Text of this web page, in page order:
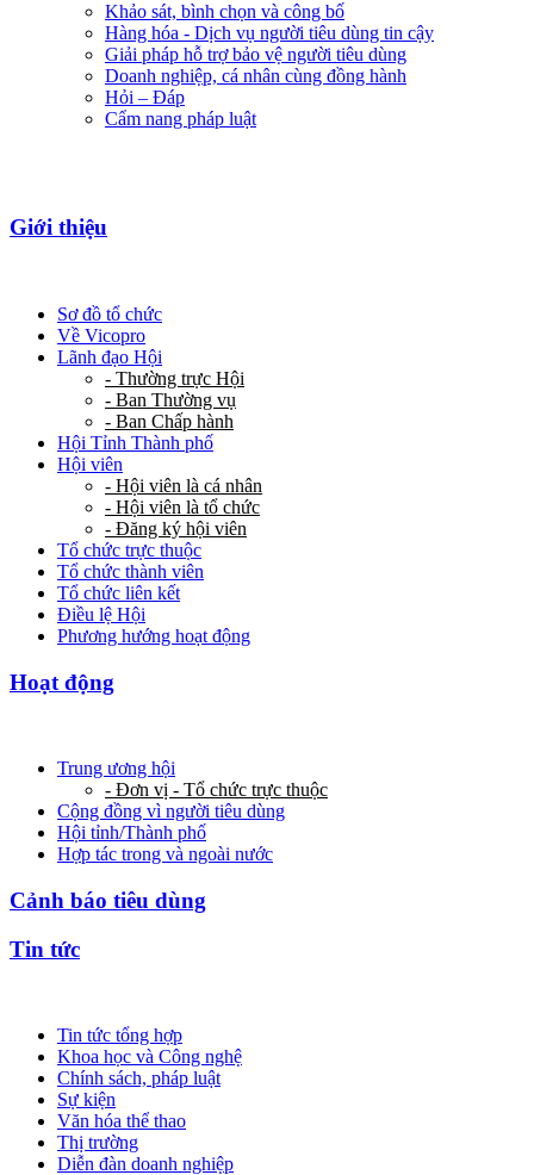
Khảo sát, bình chọn và công bố
Hàng hóa - Dịch vụ người tiêu dùng tin cậy
Giải pháp hỗ trợ bảo vệ người tiêu dùng
Doanh nghiệp, cá nhân cùng đồng hành
Hỏi – Đáp
Cẩm nang pháp luật
Giới thiệu
Sơ đồ tổ chức
Về Vicopro
Lãnh đạo Hội
- Thường trực Hội
- Ban Thường vụ
- Ban Chấp hành
Hội Tỉnh Thành phố
Hội viên
- Hội viên là cá nhân
- Hội viên là tổ chức
- Đăng ký hội viên
Tổ chức trực thuộc
Tổ chức thành viên
Tổ chức liên kết
Điều lệ Hội
Phương hướng hoạt động
Hoạt động
Trung ương hội
- Đơn vị - Tổ chức trực thuộc
Cộng đồng vì người tiêu dùng
Hội tỉnh/Thành phố
Hợp tác trong và ngoài nước
Cảnh báo tiêu dùng
Tin tức
Tin tức tổng hợp
Khoa học và Công nghệ
Chính sách, pháp luật
Sự kiện
Văn hóa thể thao
Thị trường
Diễn đàn doanh nghiệp